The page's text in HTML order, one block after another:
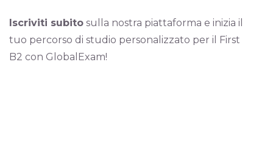
Iscriviti subitosulla nostra piattaforma e inizia il
tuo percorso di studio personalizzato per il First
B2 con GlobalExam!